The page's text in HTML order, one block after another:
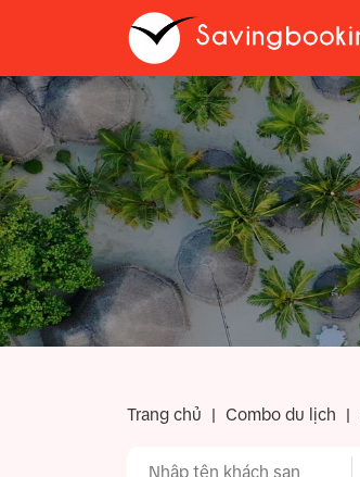
Trang chủ | Combo du lịch |